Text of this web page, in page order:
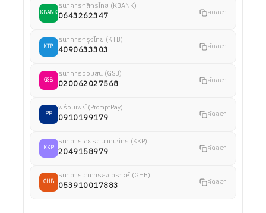
KBANK
ธนาคารกสิกรไทย (KBANK)
0643262347 คัดลอก
KTB
ธนาคารกรุงไทย (KTB)
4090633303 คัดลอก
GSB
ธนาคารออมสิน (GSB)
020062027568 คัดลอก
PP
พร้อมเพย์ (PromptPay)
0910199179 คัดลอก
KKP
ธนาคารเกียรตินาคินภัทร (KKP)
2049158979 คัดลอก
GHB
ธนาคารอาคารสงเคราะห์ (GHB)
053910017883 คัดลอก